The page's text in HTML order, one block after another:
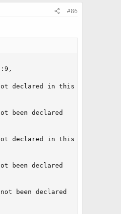
#86
declared in this scope
been declared
declared in this scope
been declared
been declared